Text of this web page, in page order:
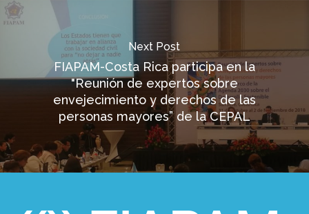
Next Post
FIAPAM-Costa Rica participa en la
"Reunión de expertos sobre
envejecimiento y derechos de las
personas mayores” de la CEPAL